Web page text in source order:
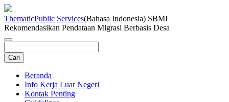
ThematicPublic Services(Bahasa Indonesia) SBMI
Rekomendasikan Pendataan Migrasi Berbasis Desa
Beranda
Info Kerja Luar Negeri
Kontak Penting